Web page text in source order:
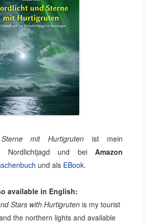
mit Hurtigruten ist mein
Nordlichtjagd und beiAmazon
und als EBook.
available in English:
Stars with Hurtigrutenis my tourist
the northern lights and available